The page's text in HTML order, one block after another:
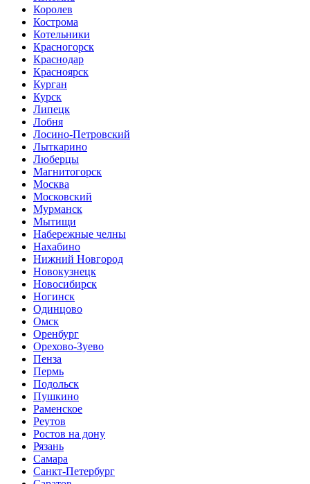
Королев
Кострома
Котельники
Красногорск
Краснодар
Красноярск
Курган
Курск
Липецк
Лобня
Лосино-Петровский
Лыткарино
Люберцы
Магнитогорск
Москва
Московский
Мурманск
Мытищи
Набережные челны
Нахабино
Нижний Новгород
Новокузнецк
Новосибирск
Ногинск
Одинцово
Омск
Оренбург
Орехово-Зуево
Пенза
Пермь
Подольск
Пушкино
Раменское
Реутов
Ростов на дону
Рязань
Самара
Санкт-Петербург